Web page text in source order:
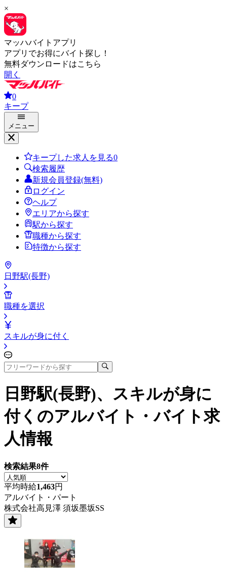
×
マッハバイトアプリ
アプリでお得にバイト探し！
無料ダウンロードはこちら
開く
0
キープ
メニュー
キープした求人を見る0
検索履歴
新規会員登録(無料)
ログイン
ヘルプ
エリアから探す
駅から探す
職種から探す
特徴から探す
日野駅(長野)
職種を選択
スキルが身に付く
日野駅(長野)、スキルが身に
付く のアルバイト・バイト求
人情報
検索結果8件
平均時給1,463円
アルバイト・パート
株式会社高見澤 須坂墨坂SS